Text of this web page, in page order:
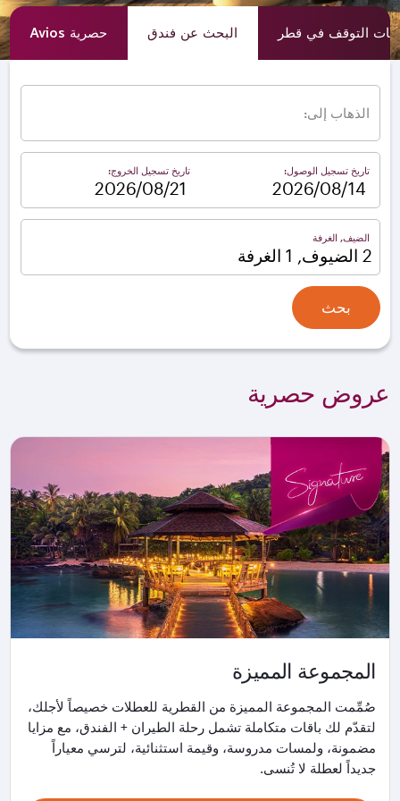
التوقف في قطر البحث عن فندق حصرية Avios
الذهاب إلى:
تاريخ تسجيل الوصول: تاريخ تسجيل الخروج:
الضيف, الغرفة
2 الضيوف, 1 الغرفة
بحث
عروض حصرية
المجموعة المميزة
صُمِّمت المجموعة المميزة من القطرية للعطلات خصيصاً لأجلك،
لتقدّم لك باقات متكاملة تشمل رحلة الطيران + الفندق، مع مزايا
مضمونة، ولمسات مدروسة، وقيمة استثنائية، لترسي معياراً
جديداً لعطلة لا تُنسى.